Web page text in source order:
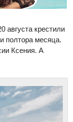
августа крестили
полтора месяца.
Ксения. А